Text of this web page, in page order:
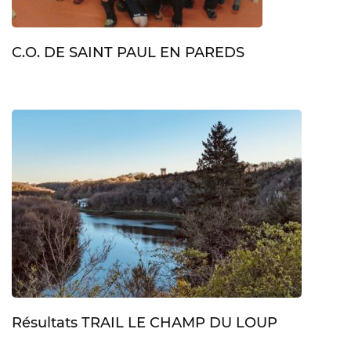
C.O. DE SAINT PAUL EN PAREDS
Résultats TRAIL LE CHAMP DU LOUP